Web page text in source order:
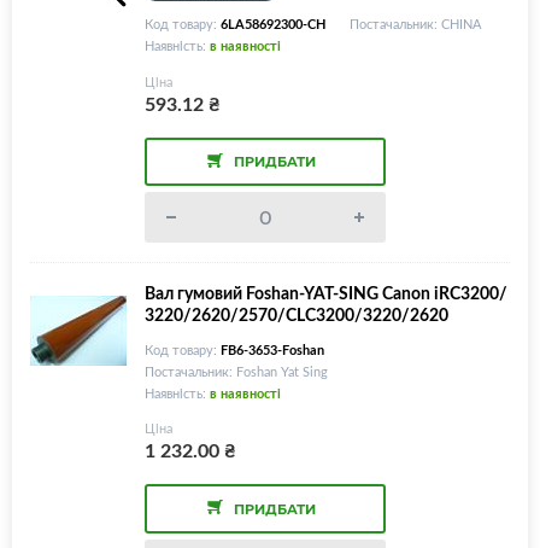
Код товару: 6LA58692300-CH
Постачальник: CHINA
Наявність: в наявності
Ціна
593.12₴
ПРИДБАТИ
Вал гумовий Foshan-YAT-SING Canon iRС3200/
3220/2620/2570/CLC3200/3220/2620
Код товару: FB6-3653-Foshan
Постачальник: Foshan Yat Sing
Наявність: в наявності
Ціна
1 232.00₴
ПРИДБАТИ